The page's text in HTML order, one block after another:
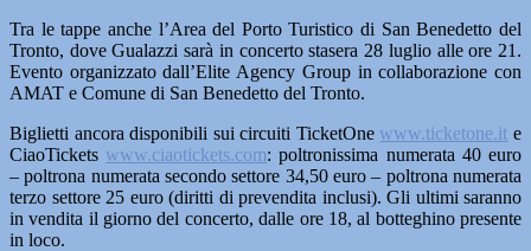
Tra le tappe anche l’Area del Porto Turistico di San Benedetto del
Tronto, dove Gualazzi sarà in concerto stasera 28 luglio alle ore 21.
Evento organizzato dall’Elite Agency Group in collaborazione con
AMAT e Comune di San Benedetto del Tronto.
Biglietti ancora disponibili sui circuiti TicketOne www.ticketone.it e
CiaoTickets www.ciaotickets.com: poltronissima numerata 40 euro
– poltrona numerata secondo settore 34,50 euro – poltrona numerata
terzo settore 25 euro (diritti di prevendita inclusi). Gli ultimi saranno
in vendita il giorno del concerto, dalle ore 18, al botteghino presente
in loco.